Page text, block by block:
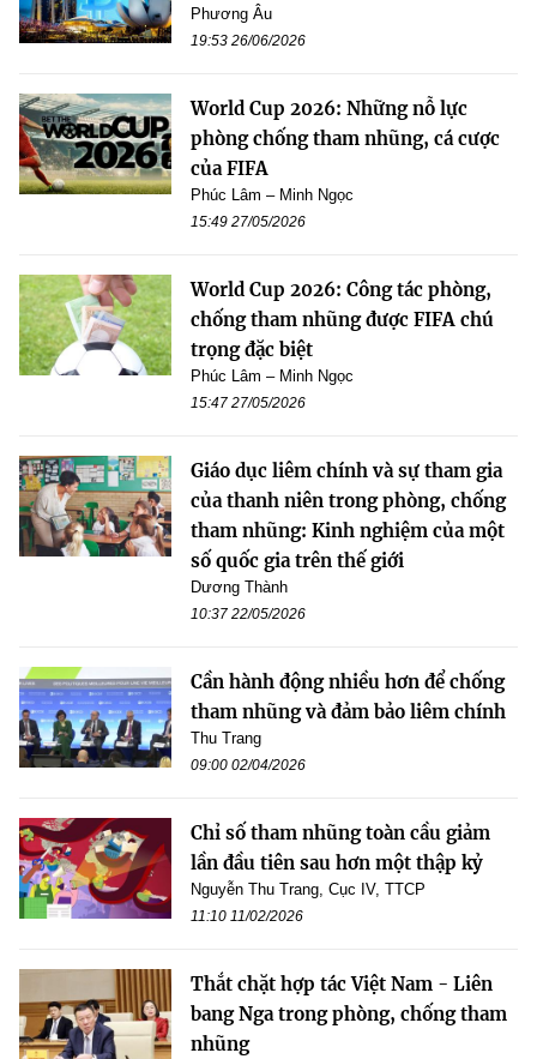
Phương Âu
19:53 26/06/2026
World Cup 2026: Những nỗ lực
phòng chống tham nhũng, cá cược
của FIFA
Phúc Lâm – Minh Ngọc
15:49 27/05/2026
World Cup 2026: Công tác phòng,
chống tham nhũng được FIFA chú
trọng đặc biệt
Phúc Lâm – Minh Ngọc
15:47 27/05/2026
Giáo dục liêm chính và sự tham gia
của thanh niên trong phòng, chống
tham nhũng: Kinh nghiệm của một
số quốc gia trên thế giới
Dương Thành
10:37 22/05/2026
Cần hành động nhiều hơn để chống
tham nhũng và đảm bảo liêm chính
Thu Trang
09:00 02/04/2026
Chỉ số tham nhũng toàn cầu giảm
lần đầu tiên sau hơn một thập kỷ
Nguyễn Thu Trang, Cục IV, TTCP
11:10 11/02/2026
Thắt chặt hợp tác Việt Nam - Liên
bang Nga trong phòng, chống tham
nhũng